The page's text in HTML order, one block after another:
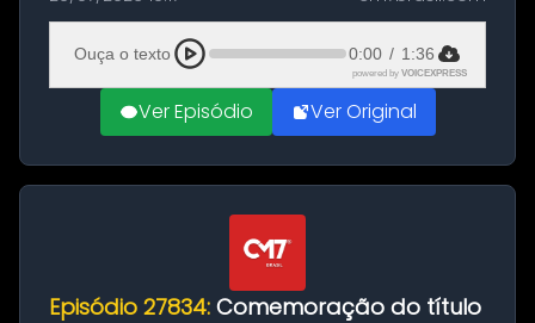
Mundo conquistado pela Espanha, em
Ciudad Rodrigo, na província de Salamanca,
no...
Ouça o texto 0:00 / 1:36
powered by VOICEXPRESS
Ver Episódio Ver Original
Episódio 27834: Comemoração do título